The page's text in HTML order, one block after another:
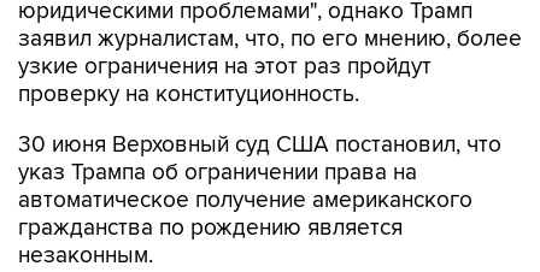
юридическими проблемами", однако Трамп
заявил журналистам, что, по его мнению, более
узкие ограничения на этот раз пройдут
проверку на конституционность.
30 июня Верховный суд США постановил, что
указ Трампа об ограничении права на
автоматическое получение американского
гражданства по рождению является
незаконным.